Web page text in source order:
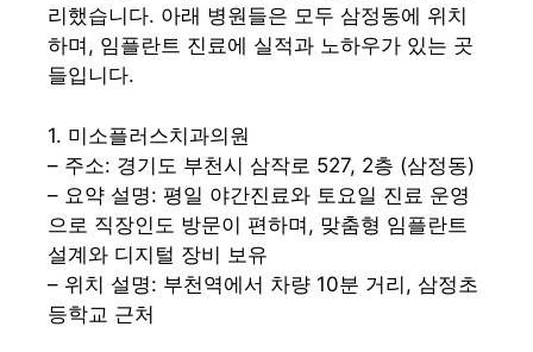
리했습니다. 아래 병원들은 모두 삼정동에 위치
하며, 임플란트 진료에 실적과 노하우가 있는 곳
들입니다.
1. 미소플러스치과의원
– 주소: 경기도 부천시 삼작로 527, 2층 (삼정동)
– 요약 설명: 평일 야간진료와 토요일 진료 운영
으로 직장인도 방문이 편하며, 맞춤형 임플란트
설계와 디지털 장비 보유
– 위치 설명: 부천역에서 차량 10분 거리, 삼정초
등학교 근처